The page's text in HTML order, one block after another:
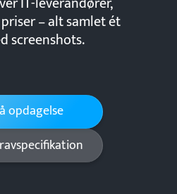
– alt samlet ét
screenshots.
opdagelse